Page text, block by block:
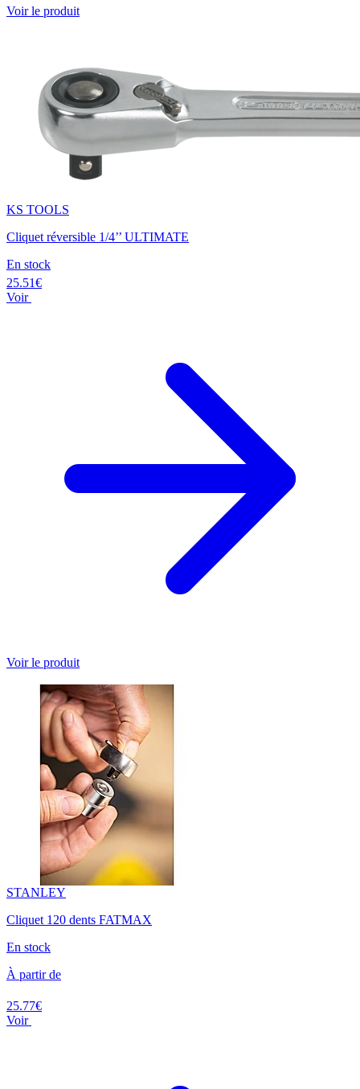
Voir le produit
KS TOOLS
Cliquet réversible 1/4’’ ULTIMATE
En stock
25.51€
Voir
Voir le produit
STANLEY
Cliquet 120 dents FATMAX
En stock
À partir de
25.77€
Voir